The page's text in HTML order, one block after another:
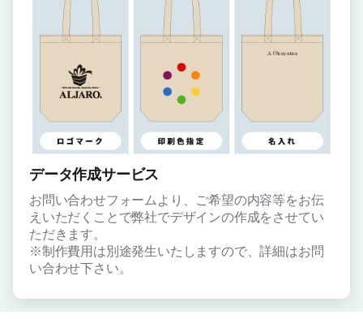
データ作成サービス
お問い合わせフォームより、ご希望の内容等をお伝
えいただくことで弊社でデザインの作成をさせてい
ただきます。
※制作費用は別途発生いたしますので、詳細はお問
い合わせ下さい。